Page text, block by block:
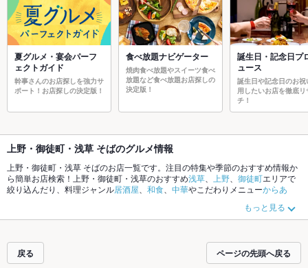
夏グルメ・宴会パーフ
ェクトガイド
幹事さんのお店探しを強力サ
ポート！お店探しの決定版！
食べ放題ナビゲーター
焼肉食べ放題やスイーツ食べ
放題など食べ放題お店探しの
決定版！
誕生日・記念日プ
ュース
誕生日や記念日のお祝
用したいお店を徹底リ
チ！
上野・御徒町・浅草 そばのグルメ情報
上野・御徒町・浅草 そばのお店一覧です。注目の特集や季節のおすすめ情報か
ら簡単お店検索！上野・御徒町・浅草のおすすめ浅草 上野 御徒町エリアで
絞り込んだり、料理ジャンル居酒屋 和食 中華やこだわりメニューからあ
得なクーポンはもちろん、とっておきのメニューや季節のおすすめ料理など、
お店の最新情報をご紹介しているので安心！24時間使える簡単便利なネット予
ートやパーティーにもお得に便利にホットペッパーグルメをご利用ください。
もっと見る
戻る ページの先頭へ戻る